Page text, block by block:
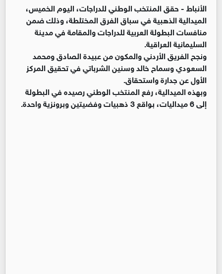
الأنباط -حقق المنتخب الوطني للدراجات، اليوم الخميس،
الميدالية الذهبية في سباق الفرق المختلطة، وذلك ضمن
منافسات البطولة العربية للدراجات والمقامة في مدينة
السليمانية العراقية.
ونجح الفريق الأردني والمكون من عبيدة الصادق ومحمد
السعودي وسماح خالد وسنين الشرباتي في تحقيق المركز
الأول عن جدارة واستحقاق.
وبهذه الميدالية، رفع المنتخب الوطني رصيده في البطولة
إلى 6 ميداليات، بواقع 3 ذهبيات وفضيتين وبرونزية واحدة.